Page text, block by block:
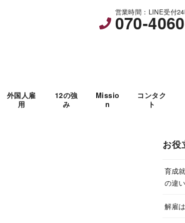
営業時間：LINE受付
070-
外国人雇
用
12の強
み
Missio
n
コンタク
ト
お役
育成
の違
解雇